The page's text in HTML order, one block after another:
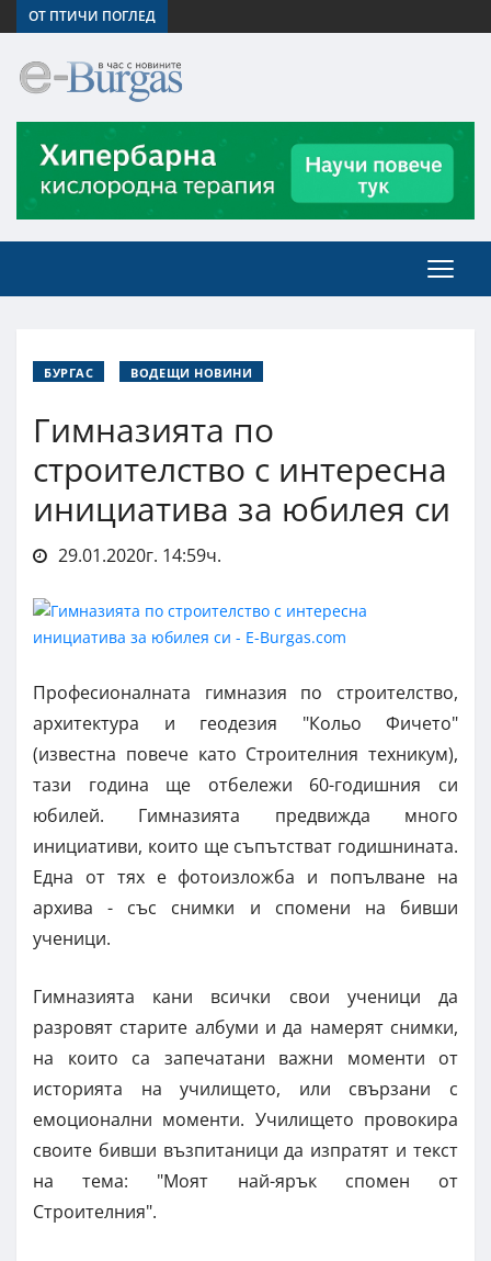
ОТ ПТИЧИ ПОГЛЕД
БУРГАС ВОДЕЩИ НОВИНИ
Гимназията по
строителство с интересна
инициатива за юбилея си
29.01.2020г. 14:59ч.
Професионалната гимназия по строителство,
архитектура и геодезия "Кольо Фичето"
(известна повече като Строителния техникум),
тази година ще отбележи 60-годишния си
юбилей. Гимназията предвижда много
инициативи, които ще съпътстват годишнината.
Една от тях е фотоизложба и попълване на
архива - със снимки и спомени на бивши
ученици.
Гимназията кани всички свои ученици да
разровят старите албуми и да намерят снимки,
на които са запечатани важни моменти от
историята на училището, или свързани с
емоционални моменти. Училището провокира
своите бивши възпитаници да изпратят и текст
на тема: "Моят най-ярък спомен от
Строителния".